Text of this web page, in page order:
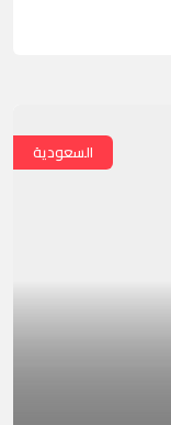
السعودية